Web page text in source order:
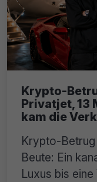
Krypto-
Privatjet, 13
kam die
Krypto-
Beute: Ein
Luxus bis